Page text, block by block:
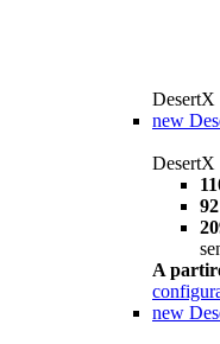
DesertX
new
DesertX
A
new